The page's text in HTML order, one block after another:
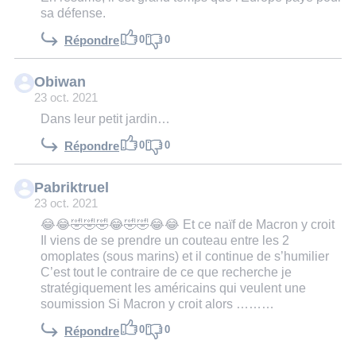
sa défense.
Répondre 0 0
Obiwan
23 oct. 2021
Dans leur petit jardin…
Répondre 0 0
Pabriktruel
23 oct. 2021
😂😂🤣🤣🤣😂🤣🤣😂😂 Et ce naïf de Macron y croit
Il viens de se prendre un couteau entre les 2
omoplates (sous marins) et il continue de s’humilier
C’est tout le contraire de ce que recherche je
stratégiquement les américains qui veulent une
soumission Si Macron y croit alors ………
Répondre 0 0